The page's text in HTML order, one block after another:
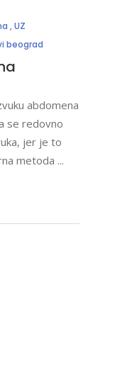
,UZ
beograd
abdomena
se redovno
jer je to
metoda